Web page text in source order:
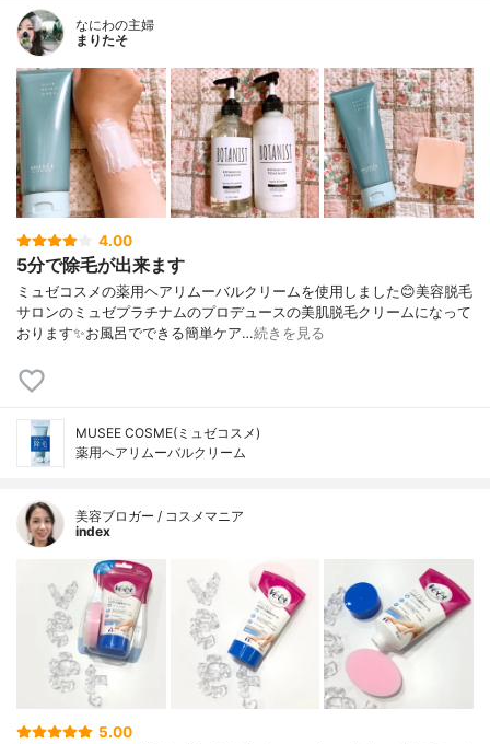
なにわの主婦
まりたそ
4.00
5分で除毛が出来ます
ミュゼコスメの薬用ヘアリムーバルクリームを使用しました😊美容脱毛
サロンのミュゼプラチナムのプロデュースの美肌脱毛クリームになって
おります✨お風呂でできる簡単ケア…続きを見る
MUSEE COSME(ミュゼコスメ)
薬用ヘアリムーバルクリーム
美容ブロガー / コスメマニア
index
5.00